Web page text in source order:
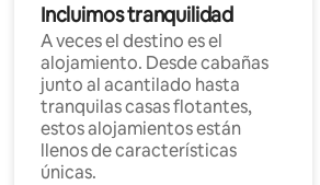
Incluimos tranquilidad
A veces el destino es el
alojamiento. Desde cabañas
junto al acantilado hasta
tranquilas casas flotantes,
estos alojamientos están
llenos de características
únicas.